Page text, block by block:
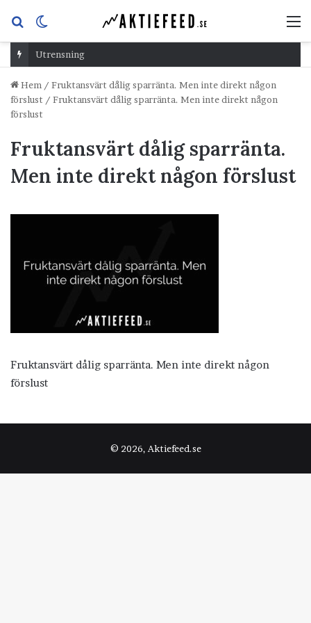
Sök
efterskin
Utrensning
Hem / Fruktansvärt dålig sparränta. Men inte direkt någon
förslust / Fruktansvärt dålig sparränta. Men inte direkt någon
förslust
Fruktansvärt dålig sparränta.
Men inte direkt någon förslust
Fruktansvärt dålig sparränta. Men inte direkt någon
förslust
© 2026, Aktiefeed.se